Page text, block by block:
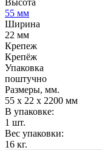
55 мм
Ширина
22 мм
Крепеж
Крепёж
Упаковка
поштучно
Размеры, мм.
55 х 22 х 2200 мм
В упаковке:
1 шт.
Вес упаковки:
16 кг.